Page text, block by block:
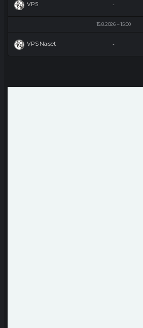
VPS -
15.8.2026 15:00
VPS Naiset -